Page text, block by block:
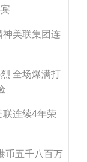
神美联集团连
全场爆满打
联连续4年荣
币五千八百万